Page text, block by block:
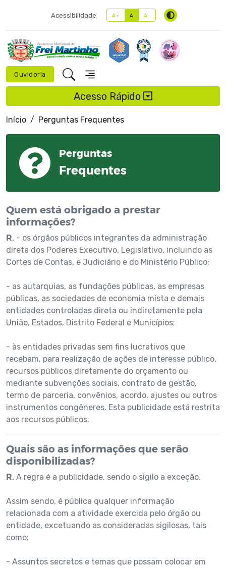
Acessibilidade A+ A A-
Ouvidoria
Acesso Rápido
Início Perguntas Frequentes
Perguntas
Frequentes
Quem está obrigado a prestar
informações?
R. - os órgãos públicos integrantes da administração
direta dos Poderes Executivo, Legislativo, incluindo as
Cortes de Contas, e Judiciário e do Ministério Público;
- as autarquias, as fundações públicas, as empresas
públicas, as sociedades de economia mista e demais
entidades controladas direta ou indiretamente pela
União, Estados, Distrito Federal e Municípios;
- às entidades privadas sem fins lucrativos que
recebam, para realização de ações de interesse público,
recursos públicos diretamente do orçamento ou
mediante subvenções sociais, contrato de gestão,
termo de parceria, convênios, acordo, ajustes ou outros
instrumentos congêneres. Esta publicidade está restrita
aos recursos públicos.
Quais são as informações que serão
disponibilizadas?
R. A regra é a publicidade, sendo o sigilo a exceção.
Assim sendo, é pública qualquer informação
relacionada com a atividade exercida pelo órgão ou
entidade, excetuando as consideradas sigilosas, tais
como:
- Assuntos secretos e temas que possam colocar em